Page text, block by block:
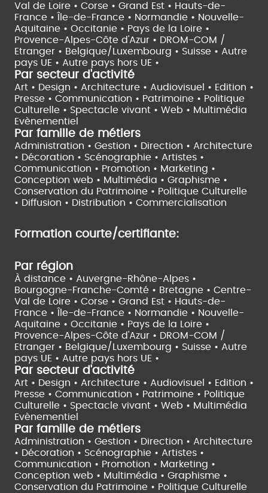
Val de Loire • Corse • Grand Est • Hauts-de-
France •
Île-de-France • Normandie • Nouvelle-
Aquitaine • Occitanie • Pays de la Loire •
Provence-Alpes-Côte d'Azur • DROM-COM /
Etranger • Belgique/Luxembourg • Suisse • Autre
pays UE • Autre pays hors UE •
Par secteur d'activité
Art • Design • Architecture • Audiovisuel • Edition •
Presse • Communication • Patrimoine • Politique
Culturelle • Spectacle vivant • Web • Multimédia
Evènementiel
Par famille de métiers
Administration • Gestion • Direction • Architecture
• Décoration • Scénographie • Artistes •
Communication • Promotion • Marketing •
Conception web • Multimédia • Graphisme •
Conservation du Patrimoine • Politique Culturelle
• Diffusion • Distribution • Commercialisation
Formation courte/certifiante:
Par région
À distance • Auvergne-Rhône-Alpes •
Bourgogne-Franche-Comté • Bretagne • Centre-
Val de Loire • Corse • Grand Est • Hauts-de-
France •
Île-de-France • Normandie • Nouvelle-
Aquitaine • Occitanie • Pays de la Loire •
Provence-Alpes-Côte d'Azur • DROM-COM /
Etranger • Belgique/Luxembourg • Suisse • Autre
pays UE • Autre pays hors UE •
Par secteur d'activité
Art • Design • Architecture • Audiovisuel • Edition •
Presse • Communication • Patrimoine • Politique
Culturelle • Spectacle vivant • Web • Multimédia
Evènementiel
Par famille de métiers
Administration • Gestion • Direction • Architecture
• Décoration • Scénographie • Artistes •
Communication • Promotion • Marketing •
Conception web • Multimédia • Graphisme •
Conservation du Patrimoine • Politique Culturelle